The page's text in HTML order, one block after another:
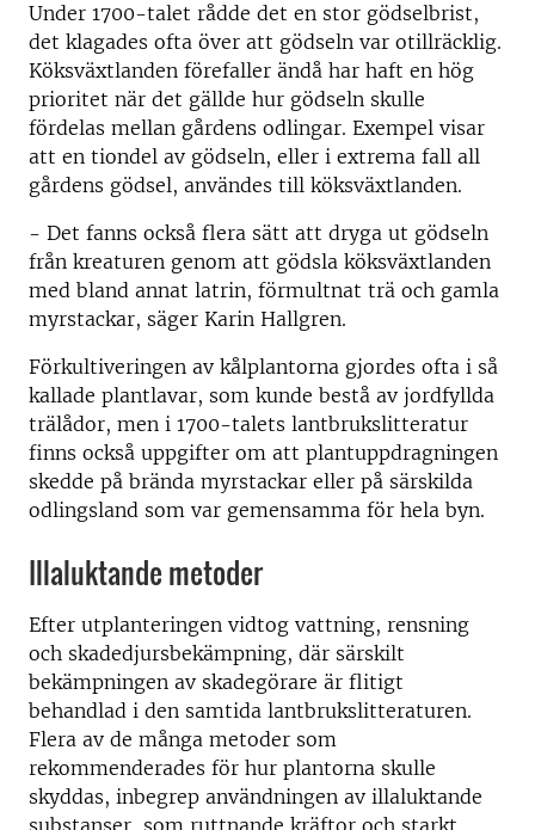
Under 1700-talet rådde det en stor gödselbrist,
det klagades ofta över att gödseln var otillräcklig.
Köksväxtlanden förefaller ändå har haft en hög
prioritet när det gällde hur gödseln skulle
fördelas mellan gårdens odlingar. Exempel visar
att en tiondel av gödseln, eller i extrema fall all
gårdens gödsel, användes till köksväxtlanden.
- Det fanns också flera sätt att dryga ut gödseln
från kreaturen genom att gödsla köksväxtlanden
med bland annat latrin, förmultnat trä och gamla
myrstackar, säger Karin Hallgren.
Förkultiveringen av kålplantorna gjordes ofta i så
kallade plantlavar, som kunde bestå av jordfyllda
trälådor, men i 1700-talets lantbrukslitteratur
finns också uppgifter om att plantuppdragningen
skedde på brända myrstackar eller på särskilda
odlingsland som var gemensamma för hela byn.
Illaluktande metoder
Efter utplanteringen vidtog vattning, rensning
och skadedjursbekämpning, där särskilt
bekämpningen av skadegörare är flitigt
behandlad i den samtida lantbrukslitteraturen.
Flera av de många metoder som
rekommenderades för hur plantorna skulle
skyddas, inbegrep användningen av illaluktande
substanser, som ruttnande kräftor och starkt